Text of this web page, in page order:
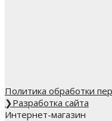
Политика обработки
❯Разработка сайта
Интернет-магазин